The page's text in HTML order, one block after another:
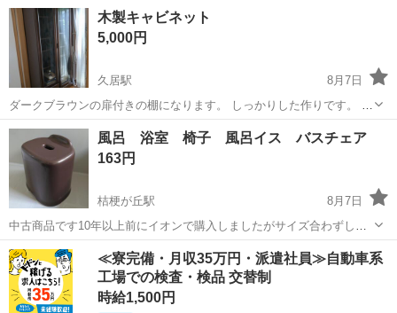
三重 三重郡 伊勢朝日駅 テーブル
木製キャビネット
5,000円
久居駅
8月7日
ダークブラウンの扉付きの棚になります。 しっかりした作りです。 本
棚サイズ 83×39×180 配送はできませんので自宅まで取りに来てくださ
る方。
三重 津市 久居駅 収納家具
風呂 浴室 椅子 風呂イス バスチェア
163円
桔梗が丘駅
8月7日
中古商品です10年以上前にイオンで購入しましたがサイズ合わずしま
い込んでいました 10何回使用しています新しく介護用の椅子を購入し
たので出品しました 追加画像お時間頂戴致します ドンキホーテ駐車場
郵便ポスト付近 名張市役所...
三重 名張市 桔梗が丘駅 椅子
≪寮完備・月収35万円・派遣社員≫自動車系
工場での検査・検品 交替制
時給1,500円